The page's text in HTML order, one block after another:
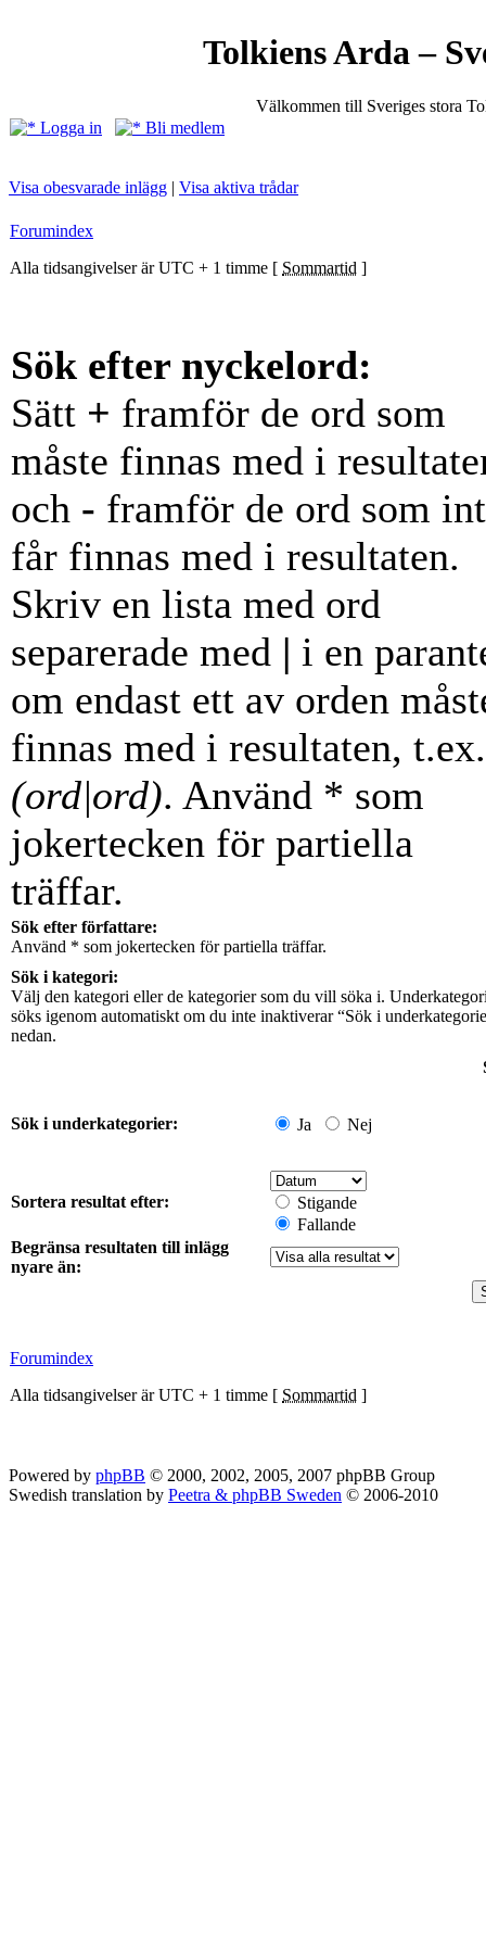
Tolkiens Arda –
Välkommen till Sveriges stora
Logga in
Bli medlem
Visa obesvarade inlägg | Visa aktiva trådar
Forumindex
Alla tidsangivelser är UTC + 1 timme [ Sommartid ]
Sök efter nyckelord:
Sätt + framför de ord som
måste finnas med i
och - framför de ord som
får finnas med i resultaten.
Skriv en lista med ord
separerade med | i en
om endast ett av orden
finnas med i resultaten, t.ex.
(ord|ord). Använd * som
jokertecken för partiella
träffar.
Sök efter författare:
Använd * som jokertecken för partiella träffar.
Sök i kategori:
Välj den kategori eller de kategorier som du vill söka i.
söks igenom automatiskt om du inte inaktiverar “Sök i
nedan.
Sök i underkategorier: Ja Nej
Sortera resultat efter:
Stigande
Fallande
Begränsa resultaten till inlägg
nyare än:
Forumindex
Alla tidsangivelser är UTC + 1 timme [ Sommartid ]
Powered by phpBB © 2000, 2002, 2005, 2007 phpBB Group
Swedish translation by Peetra & phpBB Sweden © 2006-2010